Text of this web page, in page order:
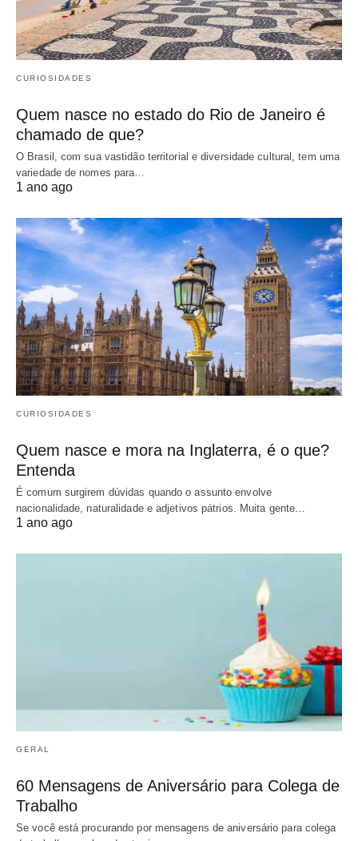
CURIOSIDADES
Quem nasce no estado do Rio de Janeiro é
chamado de que?
O Brasil, com sua vastidão territorial e diversidade cultural, tem uma
variedade de nomes para…
1 ano ago
CURIOSIDADES
Quem nasce e mora na Inglaterra, é o que?
Entenda
É comum surgirem dúvidas quando o assunto envolve
nacionalidade, naturalidade e adjetivos pátrios. Muita gente…
1 ano ago
GERAL
60 Mensagens de Aniversário para Colega de
Trabalho
Se você está procurando por mensagens de aniversário para colega